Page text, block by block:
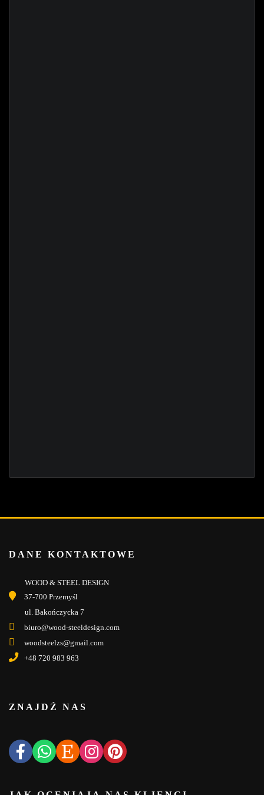
DANE KONTAKTOWE
WOOD & STEEL DESIGN
37-700 Przemyśl
ul. Bakończycka 7
biuro@wood-steeldesign.com
woodsteelzs@gmail.com
+48 720 983 963
ZNAJDŹ NAS